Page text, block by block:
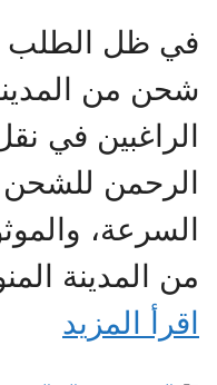
في ظل الطلب
شحن من
الراغبين في
الرحمن للشحن
السرعة،
من المدينة
اقرأ المزيد